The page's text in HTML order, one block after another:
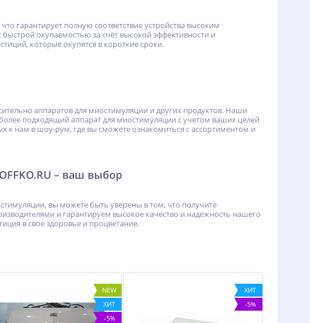
гарантирует полную соответствие устройства высоким
окупаемостью за счёт высокой эффективности и
которые окупятся в короткие сроки.
аппаратов для миостимуляции и других продуктов. Наши
подходящий аппарат для миостимуляции с учетом ваших целей
нам в шоу-рум, где вы сможете ознакомиться с ассортиментом и
– ваш выбор
вы можете быть уверены в том, что получите
и гарантируем высокое качество и надежность нашего
в свое здоровье и процветание.
NEW
ХИТ
-5%
ХИТ
-5%